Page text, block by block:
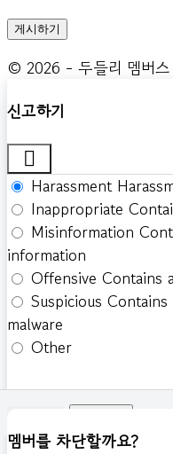
© 2026 - 두들리 멤버스
신고하기
Harassment
Inappropriate
Misinformation
information
Offensive Contains
Suspicious
malware
Other
멤버를 차단할까요?